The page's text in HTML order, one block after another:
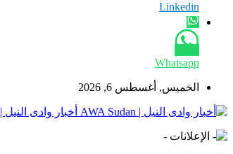
Linkedin
Whatsapp
الخميس, أغسطس 6, 2026
أخبار وادى النيل | AWA Sudan - أخبار وادى النيل | AWA Sudan | AWA SD